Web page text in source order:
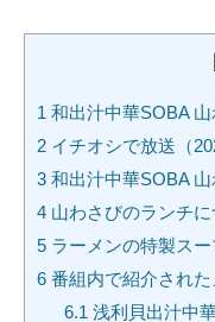
1 和出汁中華SOBA
2 イチオシで放送（
3 和出汁中華SOBA
4 山わさびのランチに
5 ラーメンの特製ス
6 番組内で紹介され
6.1 浅利貝出汁中